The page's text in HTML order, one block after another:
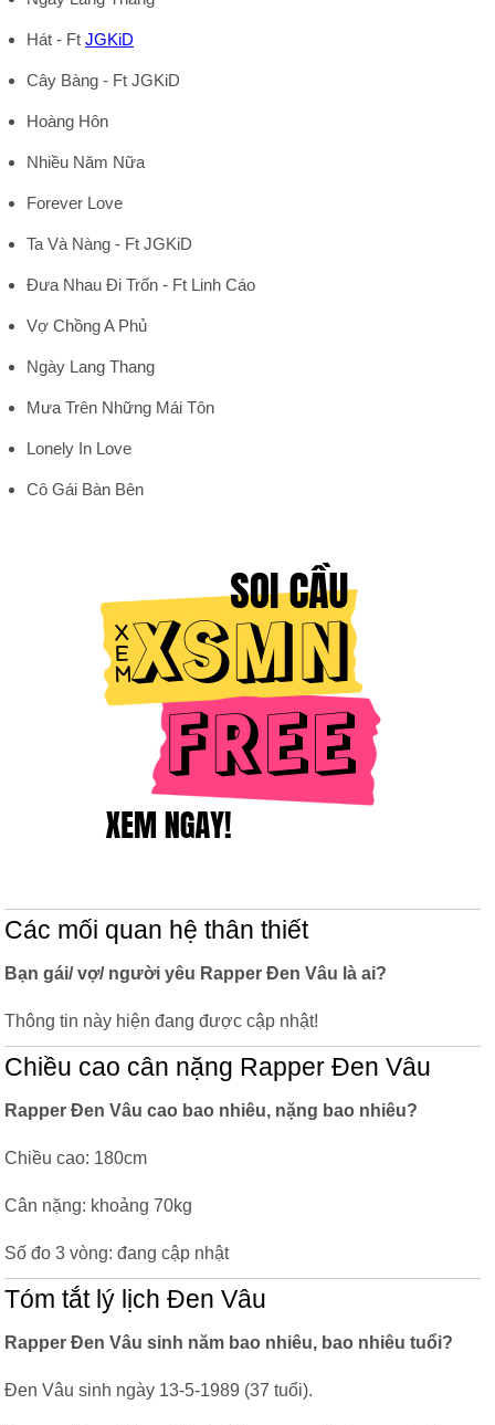
Hát - Ft JGKiD
Cây Bàng - Ft JGKiD
Hoàng Hôn
Nhiều Năm Nữa
Forever Love
Ta Và Nàng - Ft JGKiD
Đưa Nhau Đi Trốn - Ft Linh Cáo
Vợ Chồng A Phủ
Ngày Lang Thang
Mưa Trên Những Mái Tôn
Lonely In Love
Cô Gái Bàn Bên
Các mối quan hệ thân thiết
Bạn gái/ vợ/ người yêu Rapper Đen Vâu là ai?
Thông tin này hiện đang được cập nhật!
Chiều cao cân nặng Rapper Đen Vâu
Rapper Đen Vâu cao bao nhiêu, nặng bao nhiêu?
Chiều cao: 180cm
Cân nặng: khoảng 70kg
Số đo 3 vòng: đang cập nhật
Tóm tắt lý lịch Đen Vâu
Rapper Đen Vâu sinh năm bao nhiêu, bao nhiêu tuổi?
Đen Vâu sinh ngày 13-5-1989 (37 tuổi).